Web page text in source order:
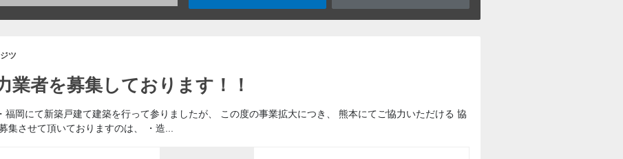
ツ
者を募集しております！！
福岡にて新築戸建て建築を行って参りましたが、 この度の事業拡大につき、 熊本にてご協力いただける 協
集させて頂いておりますのは、 ・造...